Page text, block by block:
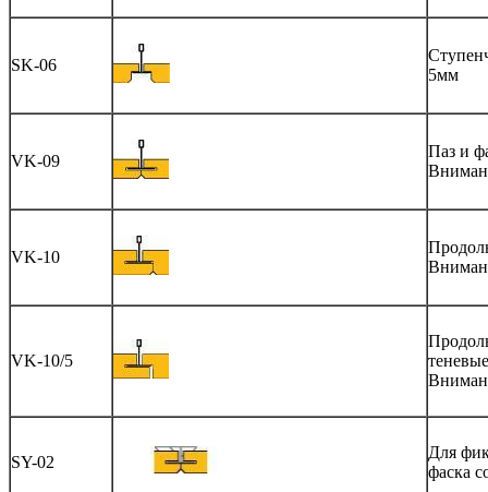
SK-06
5мм
VK-09
Паз и
VK-10
VK-10/5
SY-02
Для
фаска